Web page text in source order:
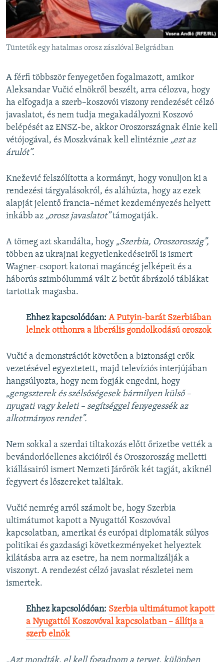
Tüntetők egy hatalmas orosz zászlóval Belgrádban
A férfi többször fenyegetően fogalmazott, amikor
Aleksandar Vučić elnökről beszélt, arra célozva, hogy
ha elfogadja a szerb–koszovói viszony rendezését célzó
javaslatot, és nem tudja megakadályozni Koszovó
belépését az ENSZ-be, akkor Oroszországnak élnie kell
vétójogával, és Moszkvának kell elintéznie „ezt az
árulót”.
Knežević felszólította a kormányt, hogy vonuljon ki a
rendezési tárgyalásokról, és aláhúzta, hogy az ezek
alapját jelentő francia–német kezdeményezés helyett
inkább az „orosz javaslatot”támogatják.
A tömeg azt skandálta, hogy „Szerbia, Oroszoroszág”,
többen az ukrajnai kegyetlenkedéseiről is ismert
Wagner-csoport katonai magáncég jelképeit és a
háborús szimbólummá vált Z betűt ábrázoló táblákat
tartottak magasba.
Ehhez kapcsolódóan: A Putyin-barát Szerbiában
lelnek otthonra a liberális gondolkodású oroszok
Vučić a demonstrációt követően a biztonsági erők
vezetésével egyeztetett, majd televíziós interjújában
hangsúlyozta, hogy nem fogják engedni, hogy
„gengszterek és szélsőségesek bármilyen külső –
nyugati vagy keleti – segítséggel fenyegessék az
alkotmányos rendet”.
Nem sokkal a szerdai tiltakozás előtt őrizetbe vették a
bevándorlóellenes akcióiról és Oroszoroszág melletti
kiállásairól ismert Nemzeti Járőrök két tagját, akiknél
fegyvert és lőszereket találtak.
Vučić nemrég arról számolt be, hogy Szerbia
ultimátumot kapott a Nyugattól Koszovóval
kapcsolatban, amerikai és európai diplomaták súlyos
politikai és gazdasági következményeket helyeztek
kilátásba arra az esetre, ha nem normalizálják a
viszonyt. A rendezést célzó javaslat részletei nem
ismertek.
Ehhez kapcsolódóan: Szerbia ultimátumot kapott
a Nyugattól Koszovóval kapcsolatban – állítja a
szerb elnök